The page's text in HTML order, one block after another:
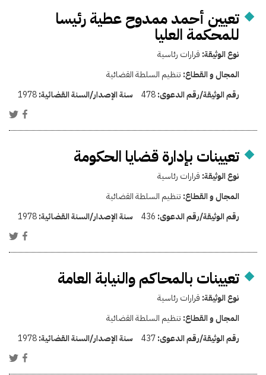
تعيين أحمد ممدوح عطية رئيسا
للمحكمة العليا
نوع الوثيقة: قرارات رئاسية
المجال و القطاع: تنظيم السلطة القضائية
رقم الوثيقة/رقم الدعوى:478 سنة الإصدار/السنة القضائية:1978
تعيينات بإدارة قضايا الحكومة
نوع الوثيقة: قرارات رئاسية
المجال و القطاع: تنظيم السلطة القضائية
رقم الوثيقة/رقم الدعوى: 436 سنة الإصدار/السنة القضائية:1978
تعيينات بالمحاكم والنيابة العامة
نوع الوثيقة: قرارات رئاسية
المجال و القطاع: تنظيم السلطة القضائية
رقم الوثيقة/رقم الدعوى:437 سنة الإصدار/السنة القضائية:1978